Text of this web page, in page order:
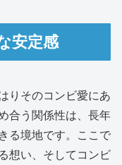
安定感
りそのコンビ愛にあ
合う関係性は、長年
る境地です。ここで
想い、そしてコンビ